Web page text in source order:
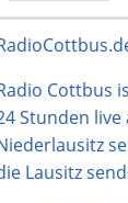
Cottbus
Stunden
Lausitz